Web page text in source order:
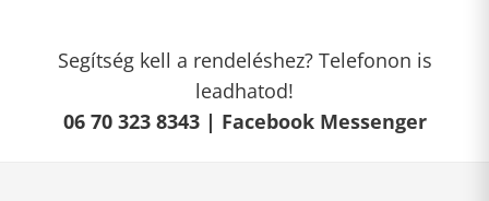
Segítség kell a rendeléshez? Telefonon is
leadhatod!
06 70 323 8343 | Facebook Messenger